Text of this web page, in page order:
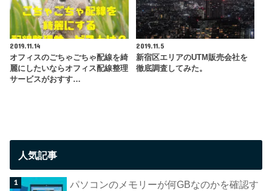
2019.11.14
オフィスのごちゃごちゃ配線を綺
麗にしたいならオフィス配線整理
サービスがおすす…
2019.11.5
新宿区エリアのUTM販売会社を
徹底調査してみた。
人気記事
パソコンのメモリーが何GBなのかを確認す